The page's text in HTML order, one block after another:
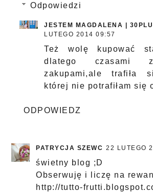
Odpowiedzi
JESTEM MAGDALENA |
LUTEGO 2014 09:57
Też wolę kupować
dlatego czasami
zakupami,ale trafiła
której nie potrafiłam się
ODPOWIEDZ
PATRYCJA SZEWC 22 LUTEGO
świetny blog ;D
Obserwuję i liczę na
http://tutto-